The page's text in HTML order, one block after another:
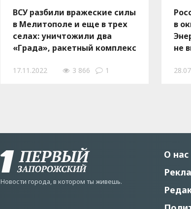
ВСУ разбили вражеские силы
в Мелитополе и еще в трех
селах: уничтожили два
«Града», ракетный комплекс
17.11.2022 3 866 1
в
не
Новости города, в котором ты живешь.
О нас